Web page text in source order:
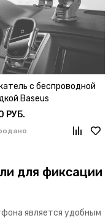
с беспроводной
Baseus
РУБ.
для фиксации
является удобным